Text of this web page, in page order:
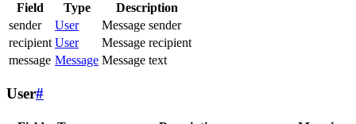
Field Type
Description
sender
User
Message sender
recipient User
Message recipient
message Message Message text
User#